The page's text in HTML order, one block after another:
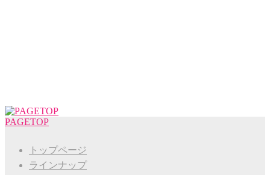
PAGETOP
トップページ
ラインナップ